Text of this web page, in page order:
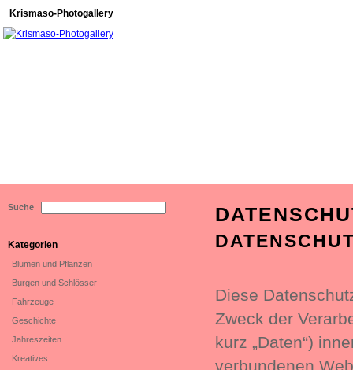
Krismaso-Photogallery
Diese
Zweck der
kurz „Daten“)
verbundenen
Suche
Kategorien
Blumen und Pflanzen
Burgen und Schlösser
Fahrzeuge
Geschichte
Jahreszeiten
Kreatives